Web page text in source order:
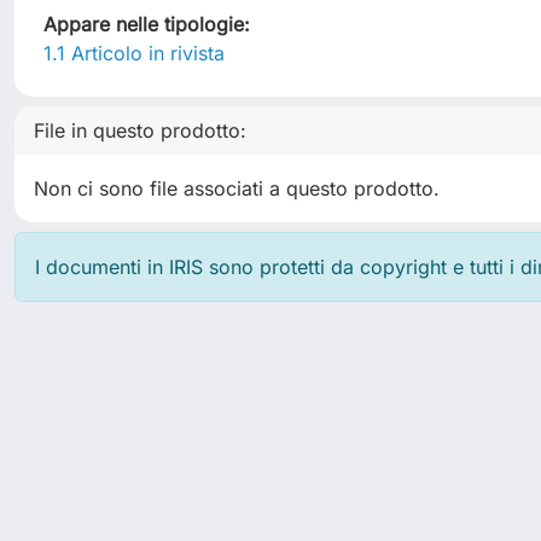
Appare nelle tipologie:
1.1 Articolo in rivista
File in questo prodotto:
Non ci sono file associati a questo prodotto.
I documenti in IRIS sono protetti da copyright e tutti i